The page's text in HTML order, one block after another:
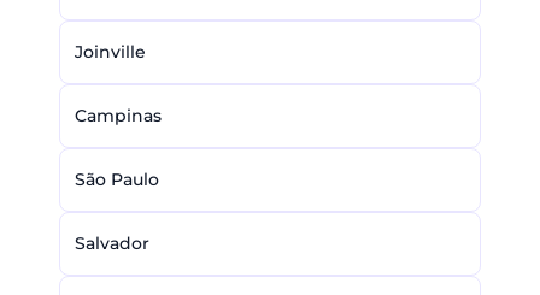
Joinville
Campinas
São Paulo
Salvador